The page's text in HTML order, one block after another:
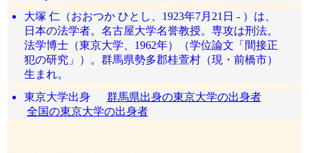
大塚 仁（おおつか ひとし、1923年7月21日 - ）は、
日本の法学者。名古屋大学名誉教授。専攻は刑法。
法学博士（東京大学、1962年）（学位論文「間接正
犯の研究」）。群馬県勢多郡桂萱村（現・前橋市）
生まれ。
東京大学出身 群馬県出身の東京大学の出身者
全国の東京大学の出身者